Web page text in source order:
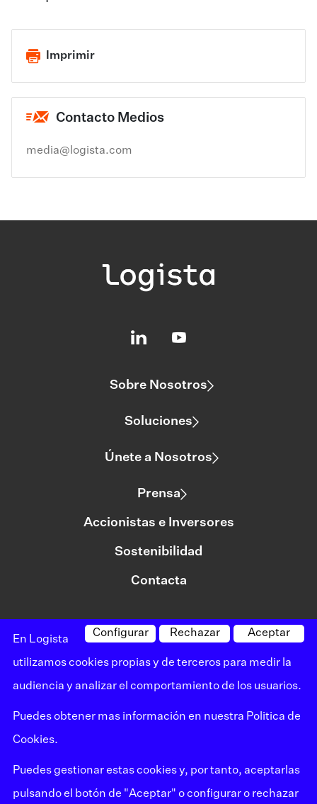
Imprimir
Contacto Medios
media@logista.com
Sobre Nosotros
Soluciones
Únete a Nosotros
Prensa
Accionistas e Inversores
Sostenibilidad
Contacta
©logista Todos los derechos reservados
Aviso legal
Política de privacidad
Política de cookies
Aceptar
Rechazar
Configurar
En Logista
utilizamos cookies propias y de terceros para medir la
audiencia y analizar el comportamiento de los usuarios.
Puedes obtener mas información en nuestra Politica de
Cookies.
Puedes gestionar estas cookies y, por tanto, aceptarlas
pulsando el botón de "Aceptar" o configurar o rechazar